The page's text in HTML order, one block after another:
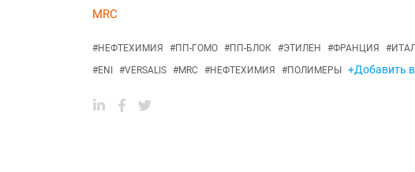
MRC
#НЕФТЕХИМИЯ #ПП-ГОМО #ПП-БЛОК #ЭТИЛЕН #ФРАНЦИЯ #
#ENI #VERSALIS #MRC #НЕФТЕХИМИЯ #ПОЛИМЕРЫ +Добавить